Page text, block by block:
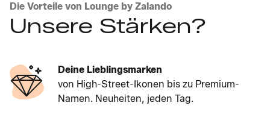
Die Vorteile von Lounge by Zalando
Unsere Stärken?
Deine Lieblingsmarken
von High-Street-Ikonen bis zu Premium-
Namen. Neuheiten, jeden Tag.